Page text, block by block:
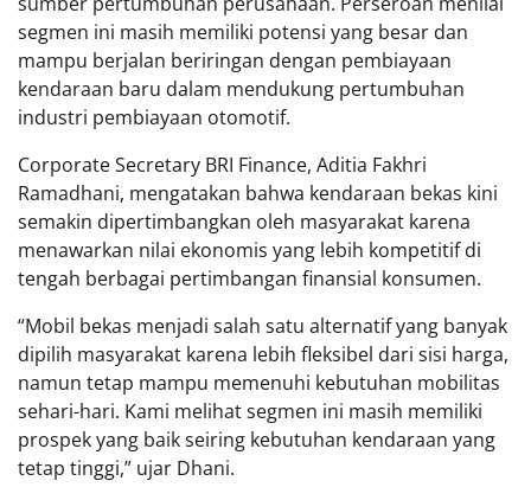
segmen ini masih memiliki potensi yang besar dan
mampu berjalan beriringan dengan pembiayaan
kendaraan baru dalam mendukung pertumbuhan
industri pembiayaan otomotif.
Corporate Secretary BRI Finance, Aditia Fakhri
Ramadhani, mengatakan bahwa kendaraan bekas kini
semakin dipertimbangkan oleh masyarakat karena
menawarkan nilai ekonomis yang lebih kompetitif di
tengah berbagai pertimbangan finansial konsumen.
“Mobil bekas menjadi salah satu alternatif yang banyak
dipilih masyarakat karena lebih fleksibel dari sisi harga,
namun tetap mampu memenuhi kebutuhan mobilitas
sehari-hari. Kami melihat segmen ini masih memiliki
prospek yang baik seiring kebutuhan kendaraan yang
tetap tinggi,” ujar Dhani.